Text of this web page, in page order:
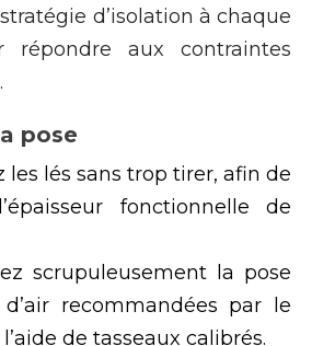
d’isolation à chaque
répondre aux contraintes
pose
les lés sans trop tirer, afin de
fonctionnelle de
scrupuleusement la pose
recommandées par le
de tasseaux calibrés.